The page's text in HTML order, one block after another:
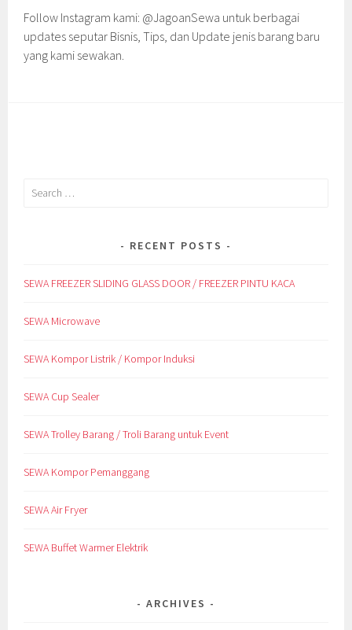
Follow Instagram kami: @JagoanSewa untuk berbagai
updates seputar Bisnis, Tips, dan Update jenis barang baru
yang kami sewakan.
Search
RECENT POSTS
SEWA FREEZER SLIDING GLASS DOOR / FREEZER PINTU KACA
SEWA Microwave
SEWA Kompor Listrik / Kompor Induksi
SEWA Cup Sealer
SEWA Trolley Barang / Troli Barang untuk Event
SEWA Kompor Pemanggang
SEWA Air Fryer
SEWA Buffet Warmer Elektrik
ARCHIVES